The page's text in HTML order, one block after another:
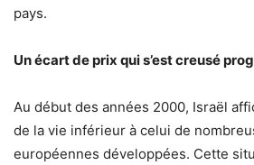
pays.
Un écart de prix qui s’est creusé
Au début des années 2000, Israël
de la vie inférieur à celui de
européennes développées. Cette